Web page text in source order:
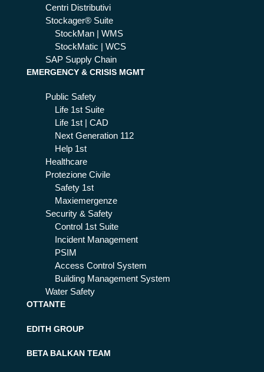
Centri Distributivi
Stockager® Suite
StockMan | WMS
StockMatic | WCS
SAP Supply Chain
EMERGENCY & CRISIS MGMT
Public Safety
Life 1st Suite
Life 1st | CAD
Next Generation 112
Help 1st
Healthcare
Protezione Civile
Safety 1st
Maxiemergenze
Security & Safety
Control 1st Suite
Incident Management
PSIM
Access Control System
Building Management System
Water Safety
OTTANTE
EDITH GROUP
BETA BALKAN TEAM